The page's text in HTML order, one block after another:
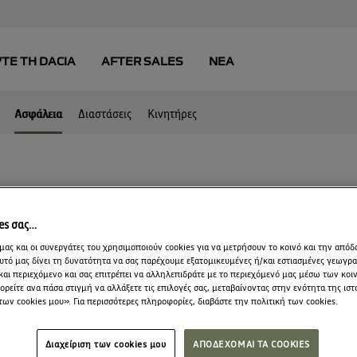
Ασφάλεια Διαστάσεις Κινητήρες
ΚΑΙ ΟΔΗΓΙΚΗ
εξοπλισμό που συμμορφώνεται με
και κάνει όλα σας τα ταξίδια
σας…
και οι συνεργάτες του χρησιμοποιούν cookies για να μετρήσουν το κοινό και την
μας δίνει τη δυνατότητα να σας παρέχουμε εξατομικευμένες ή/και εστιασμένες
περιεχόμενο και σας επιτρέπει να αλληλεπιδράτε με το περιεχόμενό μας μέσω των
ανα πάσα στιγμή να αλλάξετε τις επιλογές σας, μεταβαίνοντας στην ενότητα της
cookies μου». Για περισσότερες πληροφορίες, διαβάστε την πολιτική των cookies.
ΑΠΟΔΕΧΟΜΑΙ ΤΑ COOKIES
Διαχείριση των cookies μου